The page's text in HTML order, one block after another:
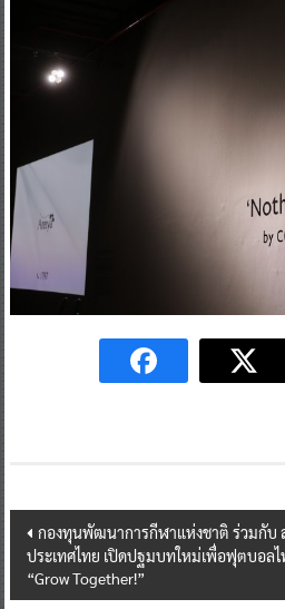
Post
navigation
กองทุนพัฒนาการกีฬาแห่งชาติ ร่วมกั
ประเทศไทย เปิดปฐมบทใหม่เพื่อฟุตบอลไ
“Grow Together!”